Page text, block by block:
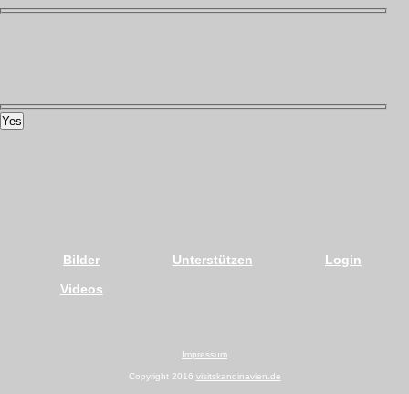
Yes
Bilder
Videos
Unterstützen Login
Impressum
Copyright 2016 visitskandinavien.de